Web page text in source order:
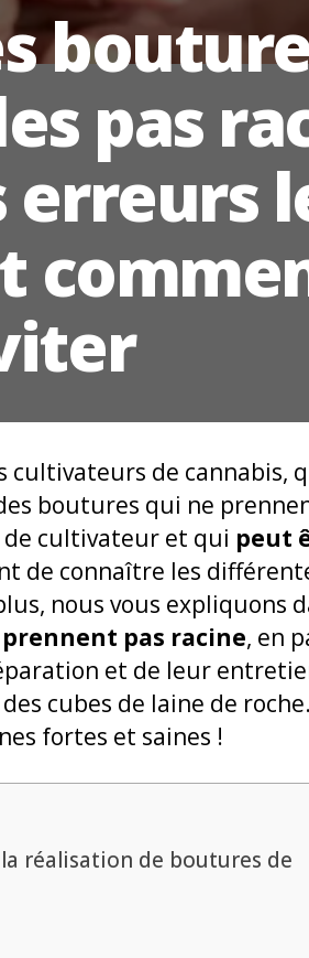
pas
erreurs
cultivateurs de cannabis,
boutures qui ne
cultivateur et qui peut
de connaître les
nous vous expliquons
pas racine, en
et de leur
cubes de laine de
fortes et saines !
réalisation de boutures de